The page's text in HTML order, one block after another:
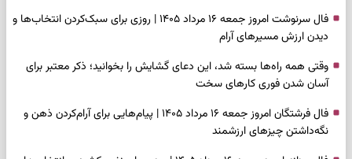
فال سرنوشت امروز جمعه ۱۶ مرداد ۱۴۰۵ | روزی برای سبک‌کردن انتخاب‌ها و
دیدن ارزش مسیرهای آرام
وقتی همه راه‌ها بسته شد، این دعای گشایش را بخوانید؛ ذکر معتبر برای
آسان شدن فوری کارهای سخت
فال فرشتگان امروز جمعه ۱۶ مرداد ۱۴۰۵ | پیام‌هایی برای آرام‌کردن ذهن و
نگه‌داشتن چیزهای ارزشمند